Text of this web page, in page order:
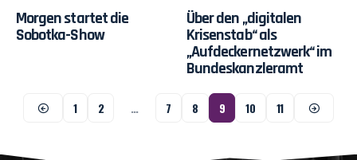
Morgen startet die
Sobotka-Show
Über den „digitalen
Krisenstab“ als
„Aufdeckernetzwerk“ im
Bundeskanzleramt
1 2 … 7 8 9 10 11